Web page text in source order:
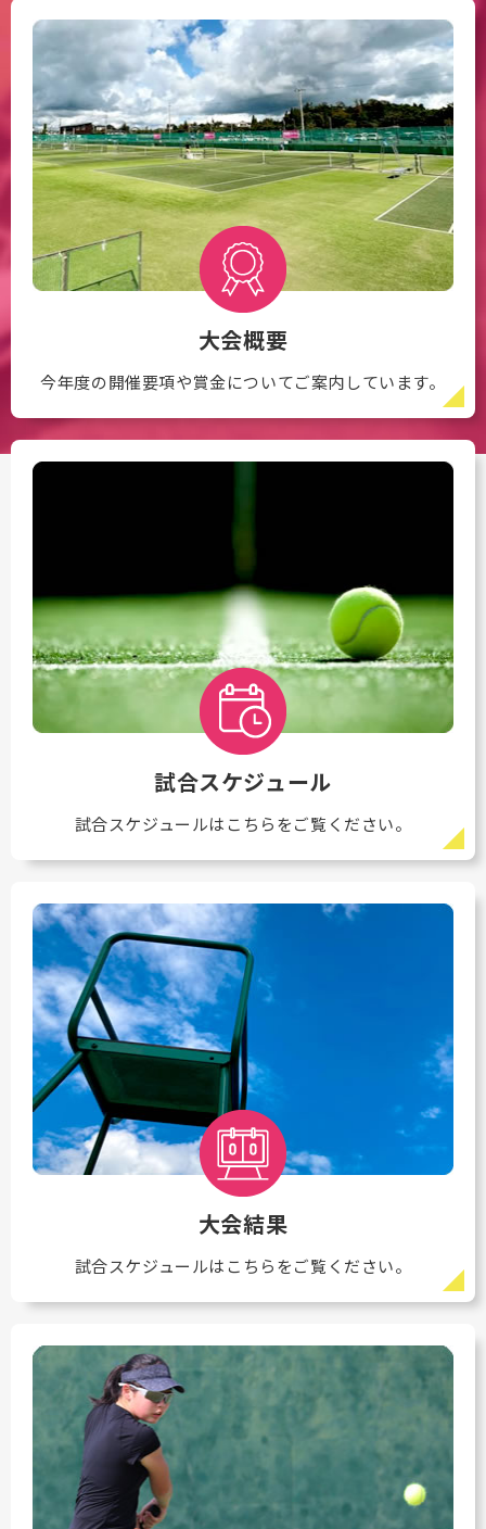
大会概要
今年度の開催要項や賞金についてご案内しています。
試合スケジュール
試合スケジュールはこちらをご覧ください。
大会結果
試合スケジュールはこちらをご覧ください。